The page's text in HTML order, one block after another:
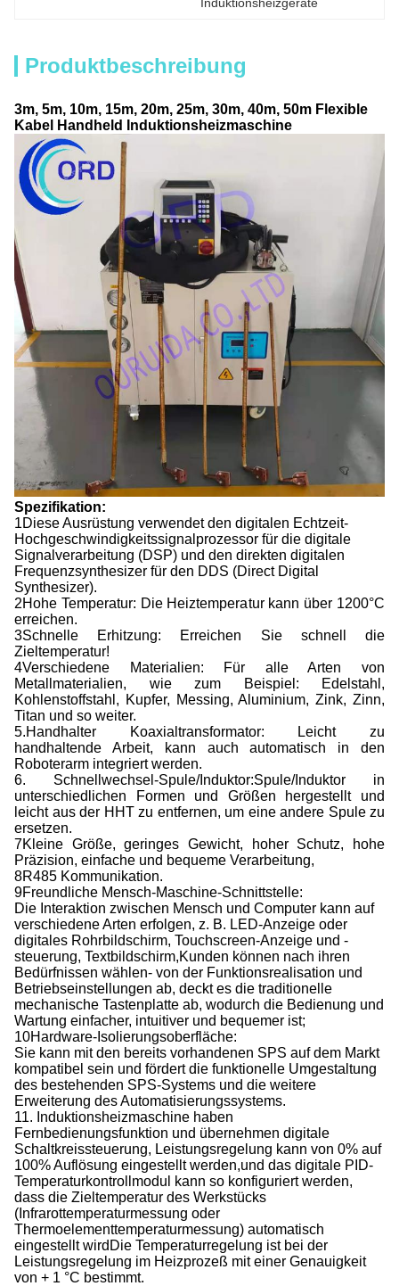
Produktbeschreibung
3m, 5m, 10m, 15m, 20m, 25m, 30m, 40m, 50m Flexible
Kabel Handheld Induktionsheizmaschine
Spezifikation:
1Diese Ausrüstung verwendet den digitalen Echtzeit-
Hochgeschwindigkeitssignalprozessor für die digitale
Signalverarbeitung (DSP) und den direkten digitalen
Frequenzsynthesizer für den DDS (Direct Digital
Synthesizer).
2Hohe Temperatur: Die Heiztemperatur kann über 1200°C
erreichen.
3Schnelle Erhitzung: Erreichen Sie schnell die
Zieltemperatur!
4Verschiedene Materialien: Für alle Arten von
Metallmaterialien, wie zum Beispiel: Edelstahl,
Kohlenstoffstahl, Kupfer, Messing, Aluminium, Zink, Zinn,
Titan und so weiter.
5.Handhalter Koaxialtransformator: Leicht zu
handhaltende Arbeit, kann auch automatisch in den
Roboterarm integriert werden.
6. Schnellwechsel-Spule/Induktor:Spule/Induktor in
unterschiedlichen Formen und Größen hergestellt und
leicht aus der HHT zu entfernen, um eine andere Spule zu
ersetzen.
7Kleine Größe, geringes Gewicht, hoher Schutz, hohe
Präzision, einfache und bequeme Verarbeitung,
8R485 Kommunikation.
9Freundliche Mensch-Maschine-Schnittstelle:
Die Interaktion zwischen Mensch und Computer kann auf
verschiedene Arten erfolgen, z. B. LED-Anzeige oder
digitales Rohrbildschirm, Touchscreen-Anzeige und -
steuerung, Textbildschirm,Kunden können nach ihren
Bedürfnissen wählen- von der Funktionsrealisation und
Betriebseinstellungen ab, deckt es die traditionelle
mechanische Tastenplatte ab, wodurch die Bedienung und
Wartung einfacher, intuitiver und bequemer ist;
10Hardware-Isolierungsoberfläche:
Sie kann mit den bereits vorhandenen SPS auf dem Markt
kompatibel sein und fördert die funktionelle Umgestaltung
des bestehenden SPS-Systems und die weitere
Erweiterung des Automatisierungssystems.
11. Induktionsheizmaschine haben
Fernbedienungsfunktion und übernehmen digitale
Schaltkreissteuerung, Leistungsregelung kann von 0% auf
100% Auflösung eingestellt werden,und das digitale PID-
Temperaturkontrollmodul kann so konfiguriert werden,
dass die Zieltemperatur des Werkstücks
(Infrarottemperaturmessung oder
Thermoelementtemperaturmessung) automatisch
eingestellt wirdDie Temperaturregelung ist bei der
Leistungsregelung im Heizprozeß mit einer Genauigkeit
von + 1 °C bestimmt.